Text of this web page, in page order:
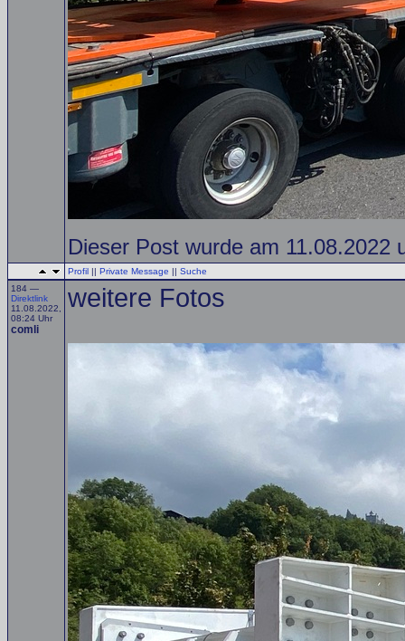
Dieser Post wurde am 11.08.2022
Profil || Private Message || Suche
184 —
Direktlink
11.08.2022,
08:24 Uhr
comli
weitere Fotos